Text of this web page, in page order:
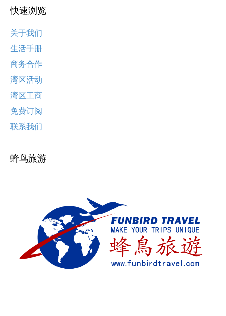
快速浏览
关于我们
生活手册
商务合作
湾区活动
湾区工商
免费订阅
联系我们
蜂鸟旅游